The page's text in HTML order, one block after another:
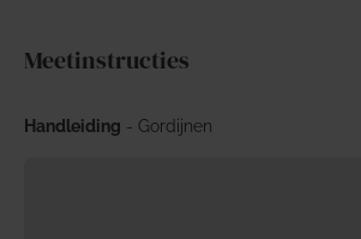
Meetinstructies
Handleiding - Gordijnen